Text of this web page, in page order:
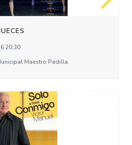
20:30
Maestro Padilla.